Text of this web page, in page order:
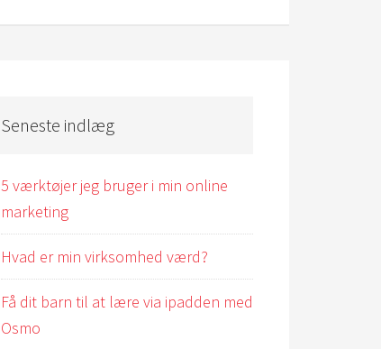
Seneste indlæg
5 værktøjer jeg bruger i min online
marketing
Hvad er min virksomhed værd?
Få dit barn til at lære via ipadden med
Osmo